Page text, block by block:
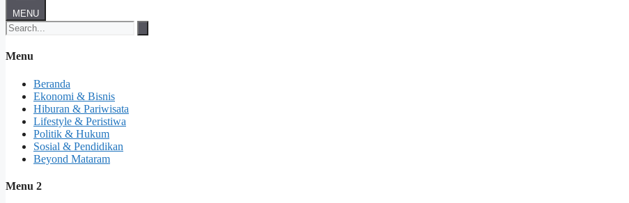
MENU
Menu
Beranda
Ekonomi & Bisnis
Hiburan & Pariwisata
Lifestyle & Peristiwa
Politik & Hukum
Sosial & Pendidikan
Beyond Mataram
Menu 2